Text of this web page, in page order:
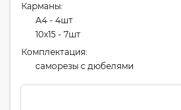
Карманы:
А4 - 4шт
10x15 - 7шт
Комплектация:
cаморезы с дюбелями